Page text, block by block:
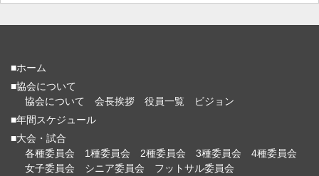
■ホーム
■協会について
協会について
会長挨拶 役員一覧
ビジョン
■年間スケジュール
■大会・試合
各種委員会
1種委員会 2種委員会 3種委員会
4種委員会
女子委員会
シニア委員会
フットサル委員会